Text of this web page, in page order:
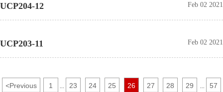
UCP204-12 Feb 02 2021
UCP203-11 Feb 02 2021
<Previous 1 23 24 25 26 27 28 29
57